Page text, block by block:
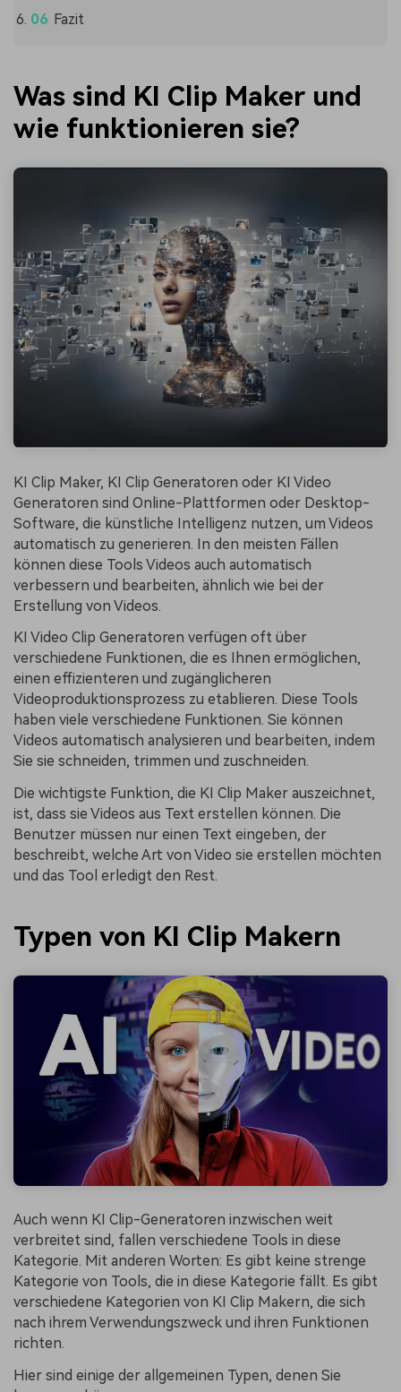
Fazit
Was sind KI Clip Maker und
wie funktionieren sie?
KI Clip Maker, KI Clip Generatoren oder KI Video
Generatoren sind Online-Plattformen oder Desktop-
Software, die künstliche Intelligenz nutzen, um Videos
automatisch zu generieren. In den meisten Fällen
können diese Tools Videos auch automatisch
verbessern und bearbeiten, ähnlich wie bei der
Erstellung von Videos.
KI Video Clip Generatoren verfügen oft über
verschiedene Funktionen, die es Ihnen ermöglichen,
einen effizienteren und zugänglicheren
Videoproduktionsprozess zu etablieren. Diese Tools
haben viele verschiedene Funktionen. Sie können
Videos automatisch analysieren und bearbeiten, indem
Sie sie schneiden, trimmen und zuschneiden.
Die wichtigste Funktion, die KI Clip Maker auszeichnet,
ist, dass sie Videos aus Text erstellen können. Die
Benutzer müssen nur einen Text eingeben, der
beschreibt, welche Art von Video sie erstellen möchten
und das Tool erledigt den Rest.
Typen von KI Clip Makern
Auch wenn KI Clip-Generatoren inzwischen weit
verbreitet sind, fallen verschiedene Tools in diese
Kategorie. Mit anderen Worten: Es gibt keine strenge
Kategorie von Tools, die in diese Kategorie fällt. Es gibt
verschiedene Kategorien von KI Clip Makern, die sich
nach ihrem Verwendungszweck und ihren Funktionen
richten.
Hier sind einige der allgemeinen Typen, denen Sie